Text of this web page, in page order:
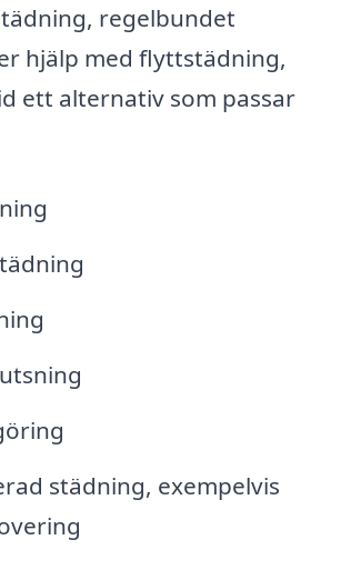
regelbundet
hjälp med flyttstädning,
ett alternativ som passar
städning, exempelvis